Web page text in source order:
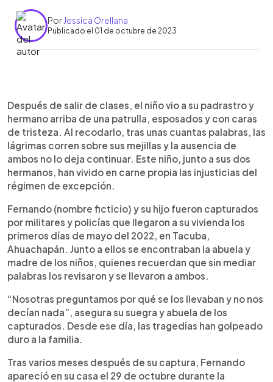
Por Jessica Orellana
Publicado el 01 de octubre de 2023
► Escuchar artículo
Después de salir de clases, el niño vio a su padrastro y
hermano arriba de una patrulla, esposados y con caras
de tristeza. Al recodarlo, tras unas cuantas palabras, las
lágrimas corren sobre sus mejillas y la ausencia de
ambos no lo deja continuar. Este niño, junto a sus dos
hermanos, han vivido en carne propia las injusticias del
régimen de excepción.
Fernando (nombre ficticio) y su hijo fueron capturados
por militares y policías que llegaron a su vivienda los
primeros días de mayo del 2022, en Tacuba,
Ahuachapán. Junto a ellos se encontraban la abuela y
madre de los niños, quienes recuerdan que sin mediar
palabras los revisaron y se llevaron a ambos.
“Nosotras preguntamos por qué se los llevaban y no nos
decían nada”, asegura su suegra y abuela de los
capturados. Desde ese día, las tragedias han golpeado
duro a la familia.
Tras varios meses después de su captura, Fernando
apareció en su casa el 29 de octubre durante la